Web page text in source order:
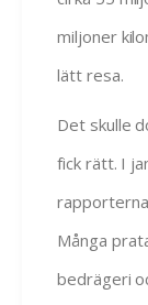
miljoner
lätt resa.
Det skulle
fick rätt. I
Många
bedrägeri